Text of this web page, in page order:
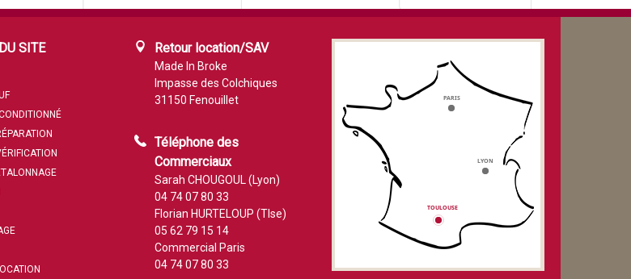
SITE Retour location/SAV
Made In Broke
Impasse des Colchiques
31150 Fenouillet
Téléphone des
Commerciaux
Sarah CHOUGOUL (Lyon)
04 74 07 80 33
Florian HURTELOUP (Tlse)
05 62 79 15 14
Commercial Paris
04 74 07 80 33